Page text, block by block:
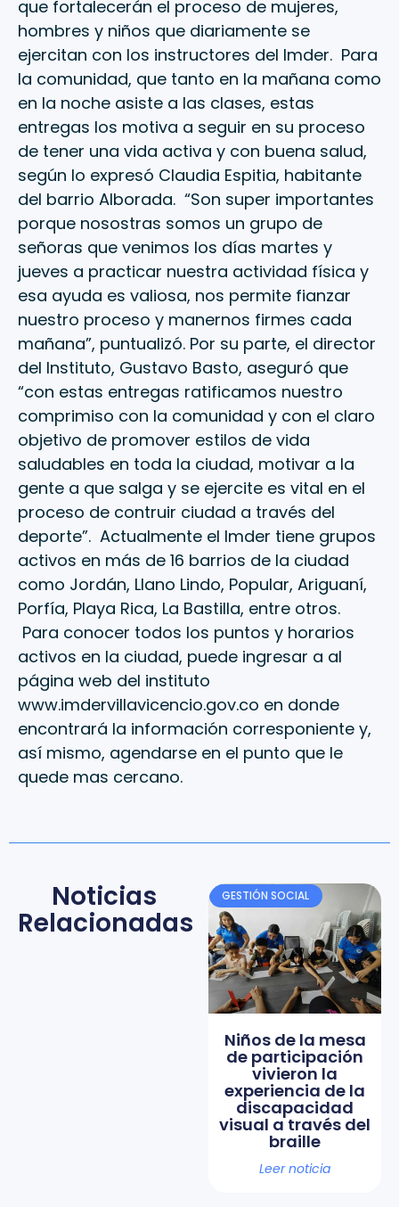
que fortalecerán el proceso de mujeres,
hombres y niños que diariamente se
ejercitan con los instructores del Imder. Para
la comunidad, que tanto en la mañana como
en la noche asiste a las clases, estas
entregas los motiva a seguir en su proceso
de tener una vida activa y con buena salud,
según lo expresó Claudia Espitia, habitante
del barrio Alborada. “Son super importantes
porque nosostras somos un grupo de
señoras que venimos los días martes y
jueves a practicar nuestra actividad física y
esa ayuda es valiosa, nos permite fianzar
nuestro proceso y manernos firmes cada
mañana”, puntualizó. Por su parte, el director
del Instituto, Gustavo Basto, aseguró que
“con estas entregas ratificamos nuestro
comprimiso con la comunidad y con el claro
objetivo de promover estilos de vida
saludables en toda la ciudad, motivar a la
gente a que salga y se ejercite es vital en el
proceso de contruir ciudad a través del
deporte”. Actualmente el Imder tiene grupos
activos en más de 16 barrios de la ciudad
como Jordán, Llano Lindo, Popular, Ariguaní,
Porfía, Playa Rica, La Bastilla, entre otros.
Para conocer todos los puntos y horarios
activos en la ciudad, puede ingresar a al
página web del instituto
www.imdervillavicencio.gov.co en donde
encontrará la información corresponiente y,
así mismo, agendarse en el punto que le
quede mas cercano.
Noticias
Relacionadas
GESTIÓN SOCIAL
Niños de la mesa
de participación
vivieron la
experiencia de la
discapacidad
visual a través del
braille
Leer noticia